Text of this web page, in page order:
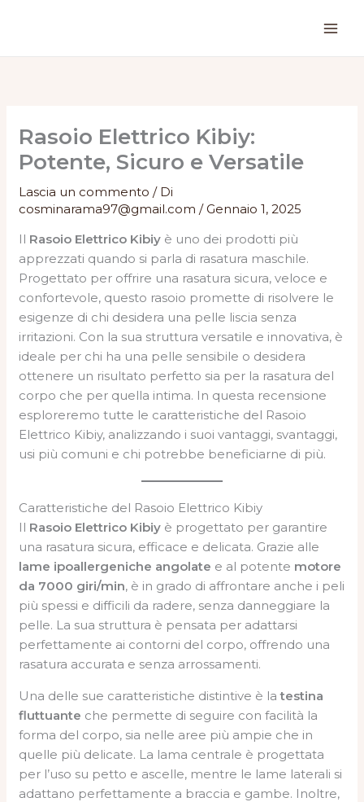
Rasoio Elettrico Kibiy:
Potente, Sicuro e Versatile
Lascia un commento / Di
cosminarama97@gmail.com/Gennaio 1, 2025
Il Rasoio Elettrico Kibiy è uno dei prodotti più
apprezzati quando si parla di rasatura maschile.
Progettato per offrire una rasatura sicura, veloce e
confortevole, questo rasoio promette di risolvere le
esigenze di chi desidera una pelle liscia senza
irritazioni. Con la sua struttura versatile e innovativa, è
ideale per chi ha una pelle sensibile o desidera
ottenere un risultato perfetto sia per la rasatura del
corpo che per quella intima. In questa recensione
esploreremo tutte le caratteristiche del Rasoio
Elettrico Kibiy, analizzando i suoi vantaggi, svantaggi,
usi più comuni e chi potrebbe beneficiarne di più.
Caratteristiche del Rasoio Elettrico Kibiy
Il Rasoio Elettrico Kibiy è progettato per garantire
una rasatura sicura, efficace e delicata. Grazie alle
lame ipoallergeniche angolate e al potente motore
da 7000 giri/min, è in grado di affrontare anche i peli
più spessi e difficili da radere, senza danneggiare la
pelle. La sua struttura è pensata per adattarsi
perfettamente ai contorni del corpo, offrendo una
rasatura accurata e senza arrossamenti.
Una delle sue caratteristiche distintive è latestina
fluttuante che permette di seguire con facilità la
forma del corpo, sia nelle aree più ampie che in
quelle più delicate. La lama centrale è progettata
per l’uso su petto e ascelle, mentre le lame laterali si
adattano perfettamente a braccia e gambe. Inoltre,